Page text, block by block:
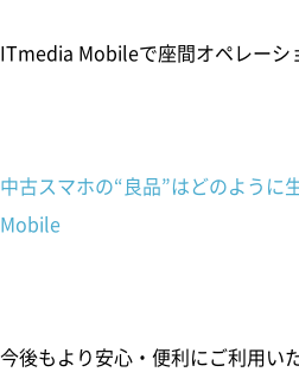
ITmedia Mobileで座間オペレーシ
中古スマホの“良品”はどのよう
Mobile
今後もより安心・便利にご利用い